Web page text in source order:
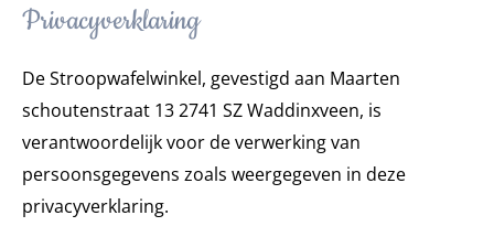
Privacyverklaring
De Stroopwafelwinkel, gevestigd aan Maarten
schoutenstraat 13 2741 SZ Waddinxveen, is
verantwoordelijk voor de verwerking van
persoonsgegevens zoals weergegeven in deze
privacyverklaring.